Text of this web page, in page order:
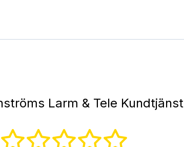
Larm & Tele Kundtjänst